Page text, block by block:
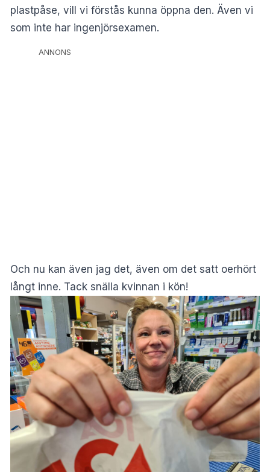
plastpåse, vill vi förstås kunna öppna den. Även vi
som inte har ingenjörsexamen.
ANNONS
Och nu kan även jag det, även om det satt oerhört
långt inne. Tack snälla kvinnan i kön!